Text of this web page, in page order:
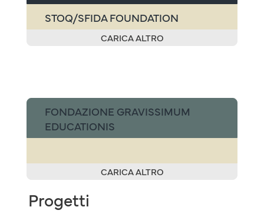
STOQ/SFIDA FOUNDATION
CARICA ALTRO
FONDAZIONE GRAVISSIMUM
EDUCATIONIS
CARICA ALTRO
Progetti